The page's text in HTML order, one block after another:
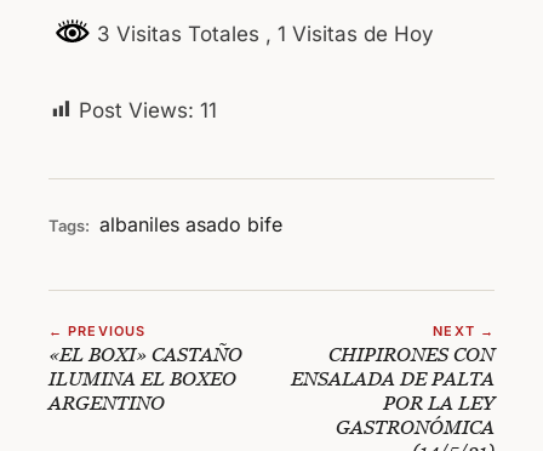
3 Visitas Totales , 1 Visitas de Hoy
Post Views: 11
Tags: albaniles asado bife
← PREVIOUS
«EL BOXI» CASTAÑO
ILUMINA EL BOXEO
ARGENTINO
NEXT →
CHIPIRONES CON
ENSALADA DE PALTA
POR LA LEY
GASTRONÓMICA